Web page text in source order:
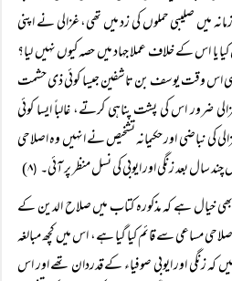
میں صلیبی حملوں کی زد میں تھی، غزالی نے اپنی
یا اس کے خلاف عملا جہاد میں حصہ کیوں نہیں لیا؟
بھی اس وقت یوسف بن تاشفین جیسا کوئی ذی حشمت
ضرور اس کی پشت پناہی کرتے، غالباً‌ ایسا کوئی
نباضی اور حکیمانہ تشخیص نے انہیں وہ اصلاحی
چند سال بعد زنگی اور ایوبی کی نسل منظر پر آئی۔ (۸)
خیال ہے کہ مذکورہ کتاب میں صلاح الدین کے
مساعی سے قائم کیا گیا ہے، اس میں کچھ مبالغہ
زنگی اور ایوبی صوفیاء کے قدردان تھے اور اس